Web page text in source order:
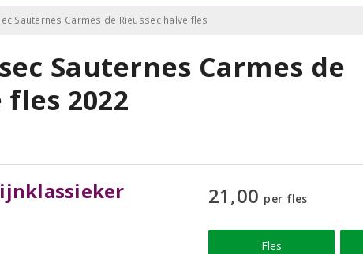
Sauternes Carmes de Rieussec halve fles
Sauternes Carmes de
2022
21,00 per fles
Fles